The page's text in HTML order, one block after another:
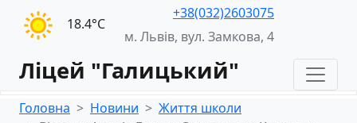
18.4°С
+38(032)2603075
м. Львів, вул. Замкова, 4
Ліцей "Галицький"
Головна Новини
Життя школи